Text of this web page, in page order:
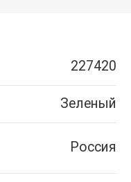
227420
Зеленый
Россия